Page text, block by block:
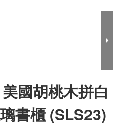
國胡桃木拼白
書櫃 (SLS23)